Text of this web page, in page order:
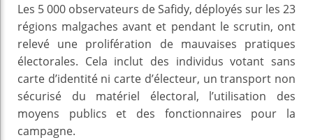
Les 5 000 observateurs de Safidy, déployés sur les 23
régions malgaches avant et pendant le scrutin, ont
relevé une prolifération de mauvaises pratiques
électorales. Cela inclut des individus votant sans
carte d’identité ni carte d’électeur, un transport non
sécurisé du matériel électoral, l’utilisation des
moyens publics et des fonctionnaires pour la
campagne.